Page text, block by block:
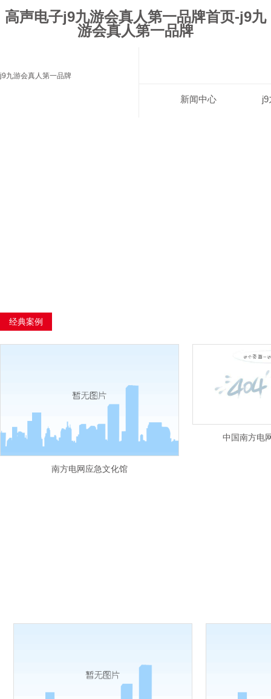
高声电子j9九游会真人第一品牌首页-j9九
游会真人第一品牌
j9九游会真人第一品牌
新闻中心
经典案例
南方电网应急文化馆
中国南方电